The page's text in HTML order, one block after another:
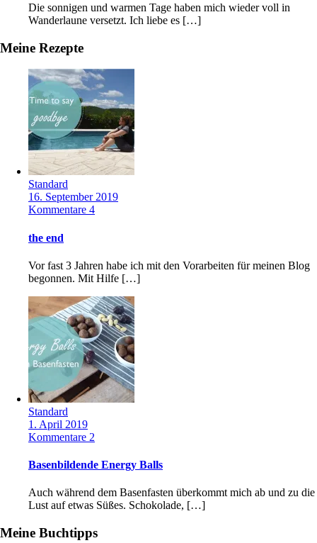
Die sonnigen und warmen Tage haben mich wieder voll in
Wanderlaune versetzt. Ich liebe es […]
Meine Rezepte
Standard
16. September 2019
Kommentare 4
the end
Vor fast 3 Jahren habe ich mit den Vorarbeiten für meinen Blog
begonnen. Mit Hilfe […]
Standard
1. April 2019
Kommentare 2
Basenbildende Energy Balls
Auch während dem Basenfasten überkommt mich ab und zu die
Lust auf etwas Süßes. Schokolade, […]
Meine Buchtipps